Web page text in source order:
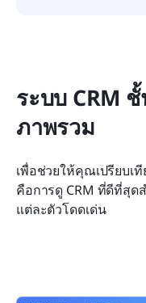
ระบบ CRM
ภาพรวม
เพื่อช่วยให้คุณเปรียบเ
คือการดู CRM ที่ดีที่สุด
แต่ละตัวโดดเด่น